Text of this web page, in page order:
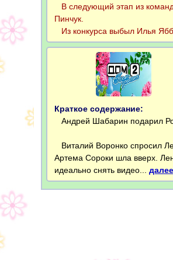
В следующий этап из
Пинчук.
Из конкурса выбыл Илья
Краткое содержание:
Андрей Шабарин подарил
Виталий Воронко спросил
Артема Сороки шла вверх.
идеально снять видео...